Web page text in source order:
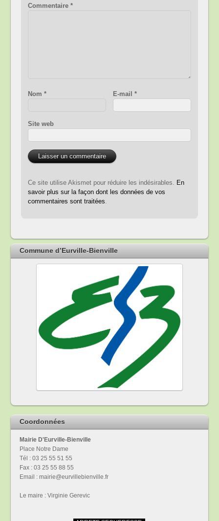
Commentaire*
Nom* E-mail *
Site web
Ce site utilise Akismet pour réduire les indésirables.
En
savoir plus sur la façon dont les données de vos
commentaires sont traitées
Commune d’Eurville-Bienville
Coordonnées
Mairie D'Eurville-Bienville
Place Notre Dame
Tél : 03 25 55 51 55
Fax : 03 25 55 88 55
Email : mairie@eurvillebienville.fr
Le maire : Virginie Gerevic